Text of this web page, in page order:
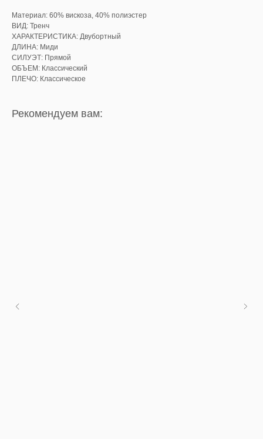
Материал: 60% вискоза, 40% полиэстер
ВИД: Тренч
ХАРАКТЕРИСТИКА: Двубортный
ДЛИНА: Миди
СИЛУЭТ: Прямой
ОБЪЕМ: Классический
ПЛЕЧО: Классическое
Рекомендуем вам: